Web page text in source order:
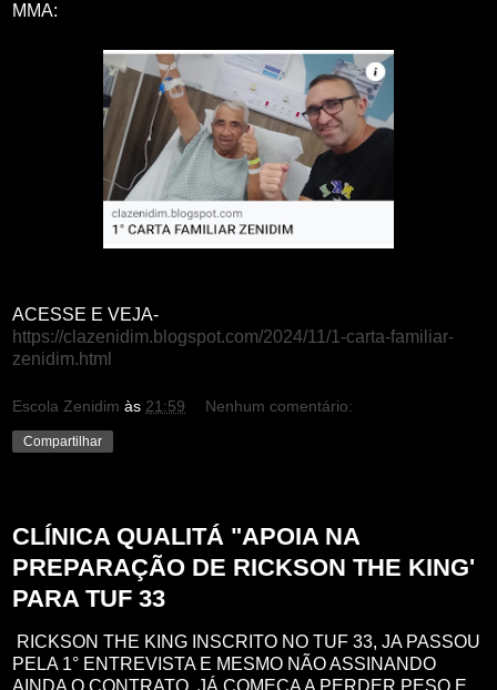
MMA:
ACESSE E VEJA-
https://clazenidim.blogspot.com/2024/11/1-carta-familiar-
zenidim.html
Escola Zenidim às 21:59 Nenhum comentário:
Compartilhar
CLÍNICA QUALITÁ "APOIA NA
PREPARAÇÃO DE RICKSON THE KING'
PARA TUF 33
RICKSON THE KING INSCRITO NO TUF 33, JA PASSOU
PELA 1° ENTREVISTA E MESMO NÃO ASSINANDO